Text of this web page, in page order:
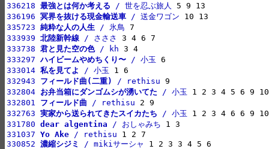
336218 最強とは何か考える / 世を忍ぶ旅人
336196 冥界を抜ける現金輸送車 / 送金ワゴン
335723 純粋な人の人生 / 氷鳥
333939 北陸新幹線 / さささ
333738 君と見た空の色 / kh
333297 ハイビームやめちくり〜 / 小玉
333014 私を見てよ / 小玉
332943 フィールド曲(二重) / rethisu
332804 お弁当箱にダンゴムシが湧いてた / 小玉
332801 フィールド曲 / rethisu
332763 実家から送られてきたスイカたち / 小玉
331780 dear algentina / おしゃみち
331037 Yo Ake / rethisu
330852 濃縮シジミ / mikiサーシャ